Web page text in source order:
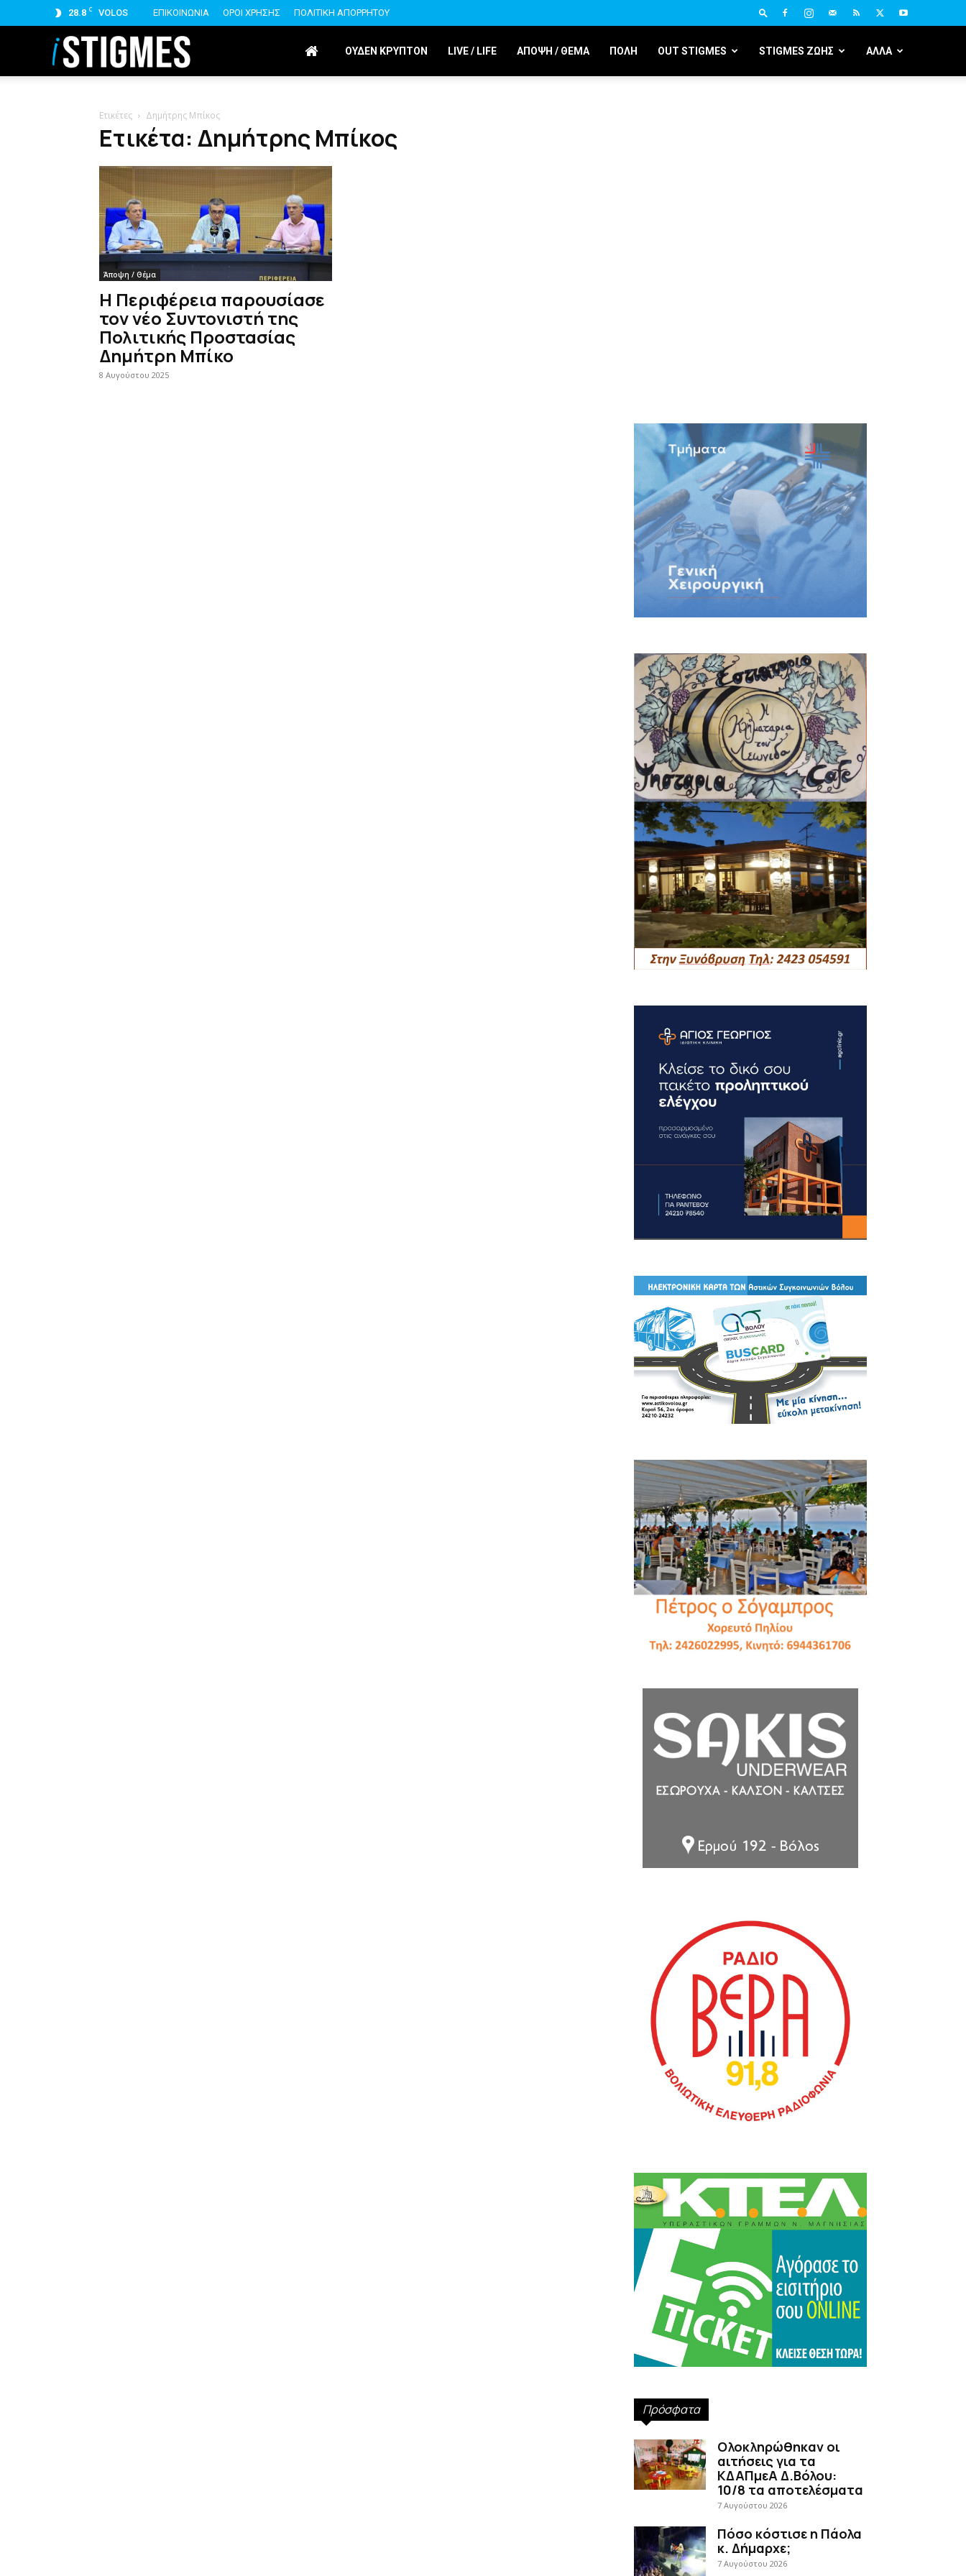
28.8 C VOLOS ΕΠΙΚΟΙΝΩΝΙΑ ΟΡΟΙ ΧΡΗΣΗΣ ΠΟΛΙΤΙΚΗ ΑΠΟΡΡΗΤΟΥ
istigmes ΟΥΔΕΝ ΚΡΥΠΤΟΝ LIVE / LIFE ΑΠΟΨΗ / ΘΕΜΑ ΠΟΛΗ OUT STIGMES STIGMES ΖΩΗΣ ΑΛΛΑ
Ετικέτες Δημήτρης Μπίκος
Ετικέτα: Δημήτρης Μπίκος
Άποψη / Θέμα
Η Περιφέρεια παρουσίασε
τον νέο Συντονιστή της
Πολιτικής Προστασίας
Δημήτρη Μπίκο
8 Αυγούστου 2025
Πρόσφατα
Ολοκληρώθηκαν οι
αιτήσεις για τα
ΚΔΑΠμεΑ Δ.Βόλου:
10/8 τα αποτελέσματα
7 Αυγούστου 2026
Πόσο κόστισε η Πάολα
κ. Δήμαρχε;
7 Αυγούστου 2026